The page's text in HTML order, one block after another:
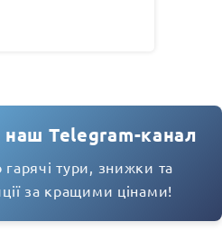
наш Telegram-канал
тури, знижки та
за кращими цінами!